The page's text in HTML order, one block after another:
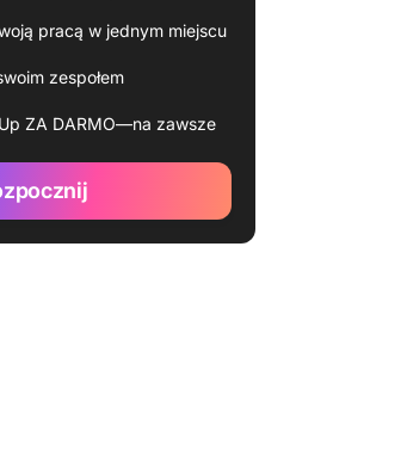
pracą w jednym miejscu
zespołem
ZA DARMO—na zawsze